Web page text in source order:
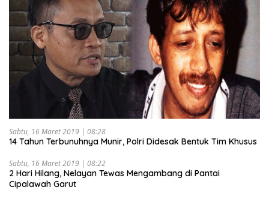
Sabtu, 16 Maret 2019 | 08:28
14 Tahun Terbunuhnya Munir, Polri Didesak Bentuk Tim Khusus
Sabtu, 16 Maret 2019 | 08:22
2 Hari Hilang, Nelayan Tewas Mengambang di Pantai
Cipalawah Garut